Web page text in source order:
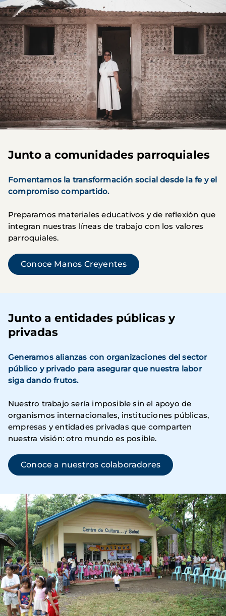
Junto a comunidades parroquiales
Fomentamos la transformación social desde la fe y el
compromiso compartido.
Preparamos materiales educativos y de reflexión que
integran nuestras líneas de trabajo con los valores
parroquiales.
Conoce Manos Creyentes
Junto a entidades públicas y
privadas
Generamos alianzas con organizaciones del sector
público y privado para asegurar que nuestra labor
siga dando frutos.
Nuestro trabajo sería imposible sin el apoyo de
organismos internacionales, instituciones públicas,
empresas y entidades privadas que comparten
nuestra visión: otro mundo es posible.
Conoce a nuestros colaboradores